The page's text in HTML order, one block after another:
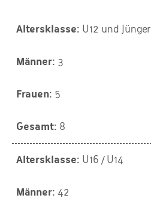
U12 und Jünger
3
5
8
U16 / U14
42